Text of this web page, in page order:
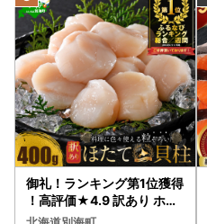
御礼！ランキング第1位獲得
！高評価★4.9 訳あり ホタ
テ 400g（ほたて 帆立 貝柱